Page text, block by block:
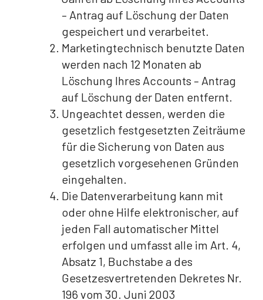
– Antrag auf Löschung der Daten
gespeichert und verarbeitet.
Marketingtechnisch benutzte Daten
werden nach 12 Monaten ab
Löschung Ihres Accounts – Antrag
auf Löschung der Daten entfernt.
Ungeachtet dessen, werden die
gesetzlich festgesetzten Zeiträume
für die Sicherung von Daten aus
gesetzlich vorgesehenen Gründen
eingehalten.
Die Datenverarbeitung kann mit
oder ohne Hilfe elektronischer, auf
jeden Fall automatischer Mittel
erfolgen und umfasst alle im Art. 4,
Absatz 1, Buchstabe a des
Gesetzesvertretenden Dekretes Nr.
196 vom 30. Juni 2003